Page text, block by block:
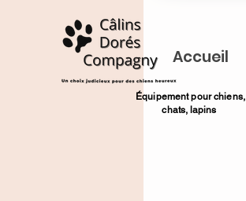
Accueil
​Équipement pour chiens,
chats, lapins